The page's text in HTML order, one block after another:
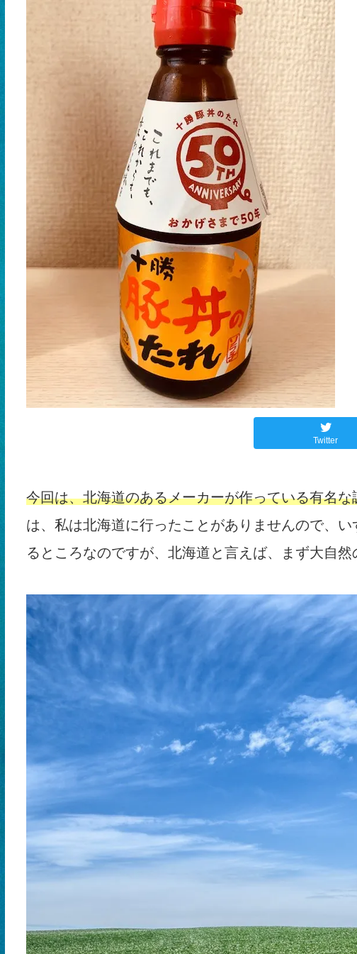
Twitter
今回は、北海道のあるメーカーが作っている有名
は、私は北海道に行ったことがありませんので、
るところなのですが、北海道と言えば、まず大自然